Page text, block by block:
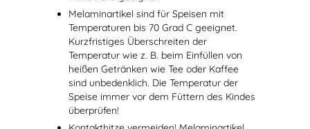
Melaminartikel sind für Speisen mit
Temperaturen bis 70 Grad C geeignet.
Kurzfristiges Überschreiten der
Temperatur wie z. B. beim Einfüllen von
heißen Getränken wie Tee oder Kaffee
sind unbedenklich. Die Temperatur der
Speise immer vor dem Füttern des Kindes
überprüfen!